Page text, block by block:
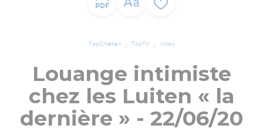
TopChrétien TopTV Vidéo
Louange intimiste
chez les Luiten « la
dernière » - 22/06/20